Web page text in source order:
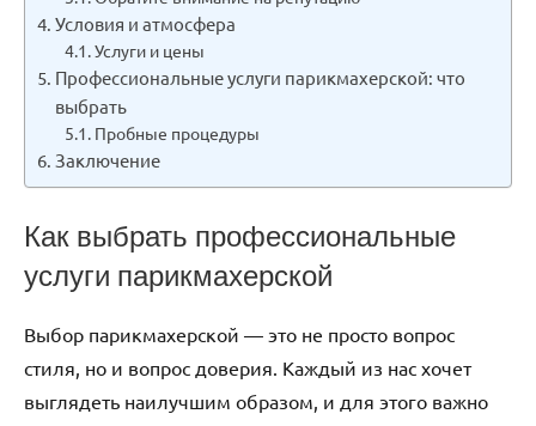
Условия и атмосфера
Услуги и цены
Профессиональные услуги парикмахерской: что
выбрать
Пробные процедуры
Заключение
Как выбрать профессиональные
услуги парикмахерской
Выбор парикмахерской — это не просто вопрос
стиля, но и вопрос доверия. Каждый из нас хочет
выглядеть наилучшим образом, и для этого важно